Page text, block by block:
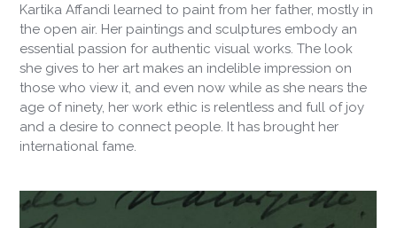
Kartika Affandi learned to paint from her father, mostly in
the open air. Her paintings and sculptures embody an
essential passion for authentic visual works. The look
she gives to her art makes an indelible impression on
those who view it, and even now while as she nears the
age of ninety, her work ethic is relentless and full of joy
and a desire to connect people. It has brought her
international fame.